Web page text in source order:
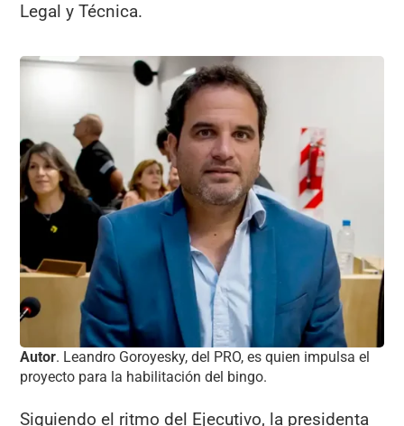
Legal y Técnica.
Autor. Leandro Goroyesky, del PRO, es quien impulsa el
proyecto para la habilitación del bingo.
Siguiendo el ritmo del Ejecutivo, la presidenta